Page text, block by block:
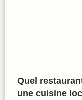
Quel
une cuisine